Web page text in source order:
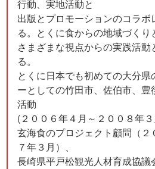
行動、実地活動と
出版とプロモーションのコラ
る。とくに食からの地域づくり
さまざまな視点からの実践活
る。
とくに日本でも初めての大分
ーとしての竹田市、佐伯市、
活動
(２００６年４月～２００８年
玄海食のプロジェクト顧問（２
７年３月）、
長崎県平戸松観光人材育成協議